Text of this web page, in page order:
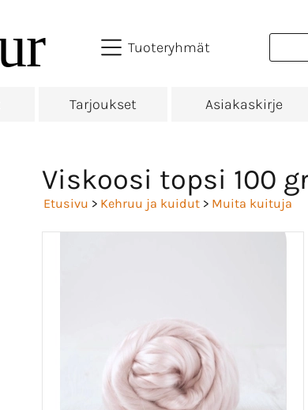
Tuoteryhmät
Tarjoukset Asiakaskirje
Viskoosi topsi 100
Etusivu > Kehruu ja kuidut > Muita kuituja